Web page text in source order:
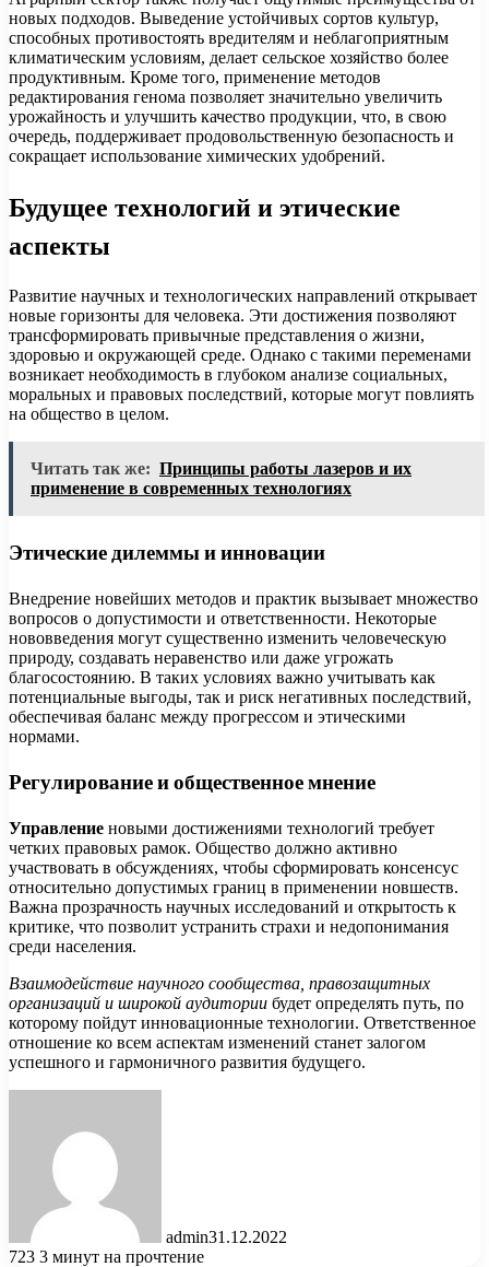
новых подходов. Выведение устойчивых сортов культур,
способных противостоять вредителям и неблагоприятным
климатическим условиям, делает сельское хозяйство более
продуктивным. Кроме того, применение методов
редактирования генома позволяет значительно увеличить
урожайность и улучшить качество продукции, что, в свою
очередь, поддерживает продовольственную безопасность и
сокращает использование химических удобрений.
Будущее технологий и этические
аспекты
Развитие научных и технологических направлений открывает
новые горизонты для человека. Эти достижения позволяют
трансформировать привычные представления о жизни,
здоровью и окружающей среде. Однако с такими переменами
возникает необходимость в глубоком анализе социальных,
моральных и правовых последствий, которые могут повлиять
на общество в целом.
Читать так же: Принципы работы лазеров и их
применение в современных технологиях
Этические дилеммы и инновации
Внедрение новейших методов и практик вызывает множество
вопросов о допустимости и ответственности. Некоторые
нововведения могут существенно изменить человеческую
природу, создавать неравенство или даже угрожать
благосостоянию. В таких условиях важно учитывать как
потенциальные выгоды, так и риск негативных последствий,
обеспечивая баланс между прогрессом и этическими
нормами.
Регулирование и общественное мнение
Управление новыми достижениями технологий требует
четких правовых рамок. Общество должно активно
участвовать в обсуждениях, чтобы сформировать консенсус
относительно допустимых границ в применении новшеств.
Важна прозрачность научных исследований и открытость к
критике, что позволит устранить страхи и недопонимания
среди населения.
Взаимодействие научного сообщества, правозащитных
организаций и широкой аудитории будет определять путь, по
которому пойдут инновационные технологии. Ответственное
отношение ко всем аспектам изменений станет залогом
успешного и гармоничного развития будущего.
admin31.12.2022
723 3 минут на прочтение